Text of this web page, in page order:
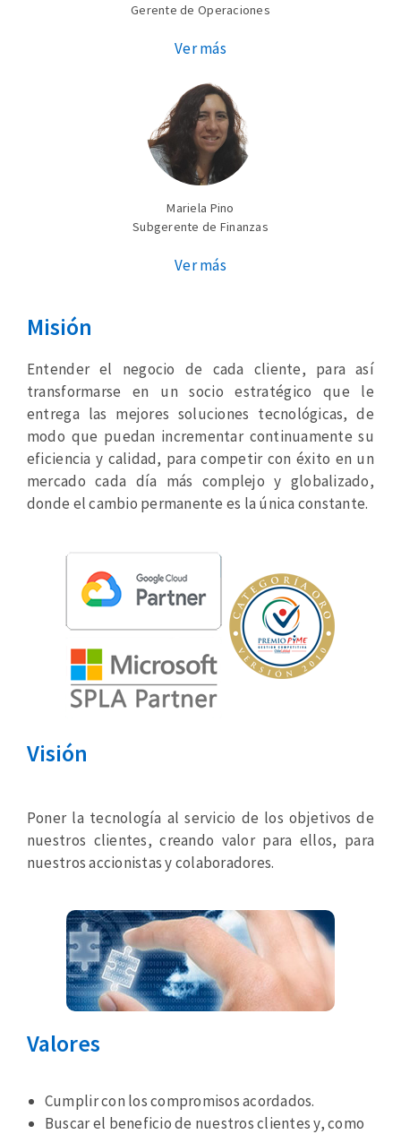
Gerente de Operaciones
Ver más
Mariela Pino
Subgerente de Finanzas
Ver más
Misión
Entender el negocio de cada cliente, para así
transformarse en un socio estratégico que le
entrega las mejores soluciones tecnológicas, de
modo que puedan incrementar continuamente su
eficiencia y calidad, para competir con éxito en un
mercado cada día más complejo y globalizado,
donde el cambio permanente es la única constante.
Visión
Poner la tecnología al servicio de los objetivos de
nuestros clientes, creando valor para ellos, para
nuestros accionistas y colaboradores.
Valores
Cumplir con los compromisos acordados.
Buscar el beneficio de nuestros clientes y, como